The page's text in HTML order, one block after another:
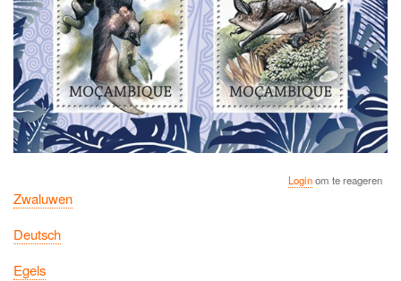
Loginom te reageren
Zwaluwen
Deutsch
Egels